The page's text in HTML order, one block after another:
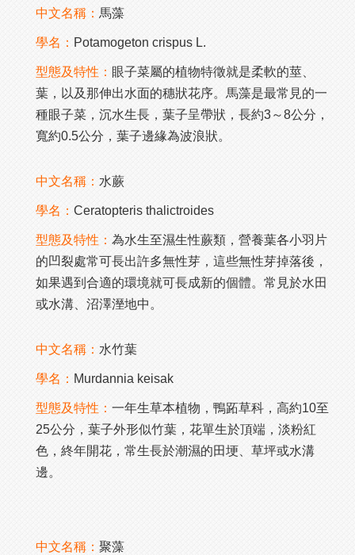
中文名稱： 馬藻
學名： Potamogeton crispus L.
型態及特性： 眼子菜屬的植物特徵就是柔軟的莖、
葉，以及那伸出水面的穗狀花序。馬藻是最常見的一
種眼子菜，沉水生長，葉子呈帶狀，長約3～8公分，
寬約0.5公分，葉子邊緣為波浪狀。
中文名稱： 水蕨
學名： Ceratopteris thalictroides
型態及特性： 為水生至濕生性蕨類，營養葉各小羽片
的凹裂處常可長出許多無性芽，這些無性芽掉落後，
如果遇到合適的環境就可長成新的個體。常見於水田
或水溝、沼澤溼地中。
中文名稱： 水竹葉
學名： Murdannia keisak
型態及特性： 一年生草本植物，鴨跖草科，高約10至
25公分，葉子外形似竹葉，花單生於頂端，淡粉紅
色，終年開花，常生長於潮濕的田埂、草坪或水溝
邊。
中文名稱： 聚藻